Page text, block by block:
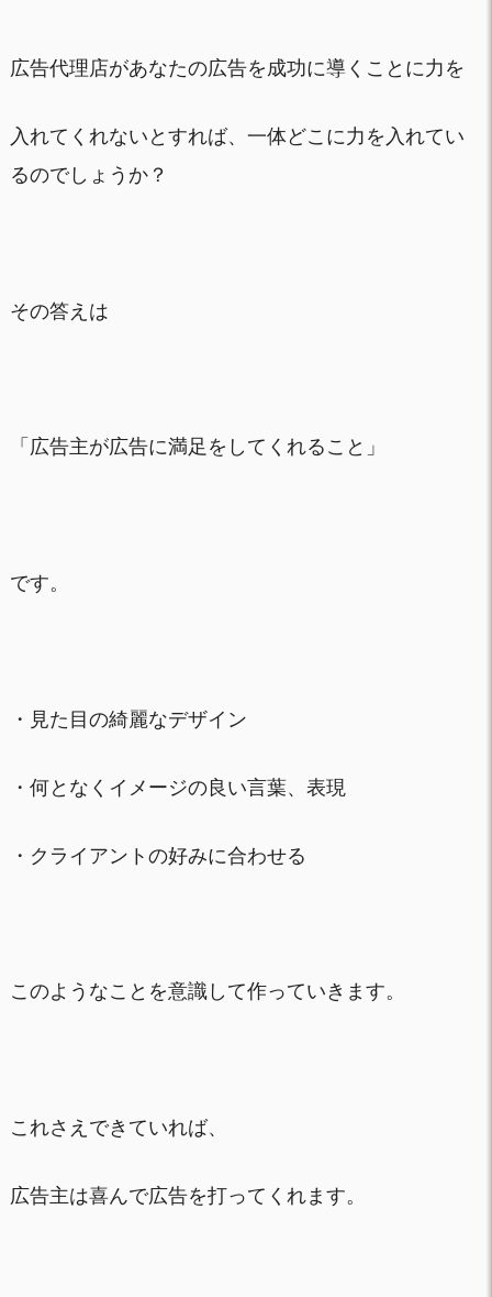
広告代理店があなたの広告を成功に導くことに力を
入れてくれないとすれば、一体どこに力を入れてい
るのでしょうか？
その答えは
「広告主が広告に満足をしてくれること」
です。
・見た目の綺麗なデザイン
・何となくイメージの良い言葉、表現
・クライアントの好みに合わせる
このようなことを意識して作っていきます。
これさえできていれば、
広告主は喜んで広告を打ってくれます。